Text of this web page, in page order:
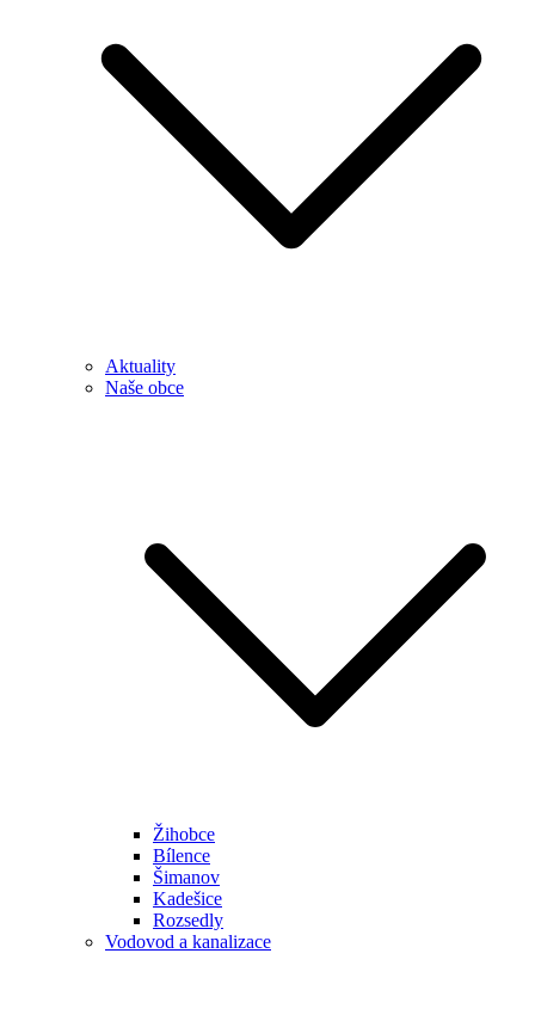
Aktuality
Naše obce
Žihobce
Bílence
Šimanov
Kadešice
Rozsedly
Vodovod a kanalizace